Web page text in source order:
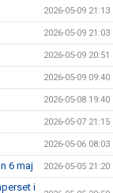
2026-05-09 21:13
2026-05-09 21:03
2026-05-09 20:51
2026-05-09 09:40
2026-05-08 19:40
2026-05-07 21:15
2026-05-06 08:03
6 maj 2026-05-05 21:20
i